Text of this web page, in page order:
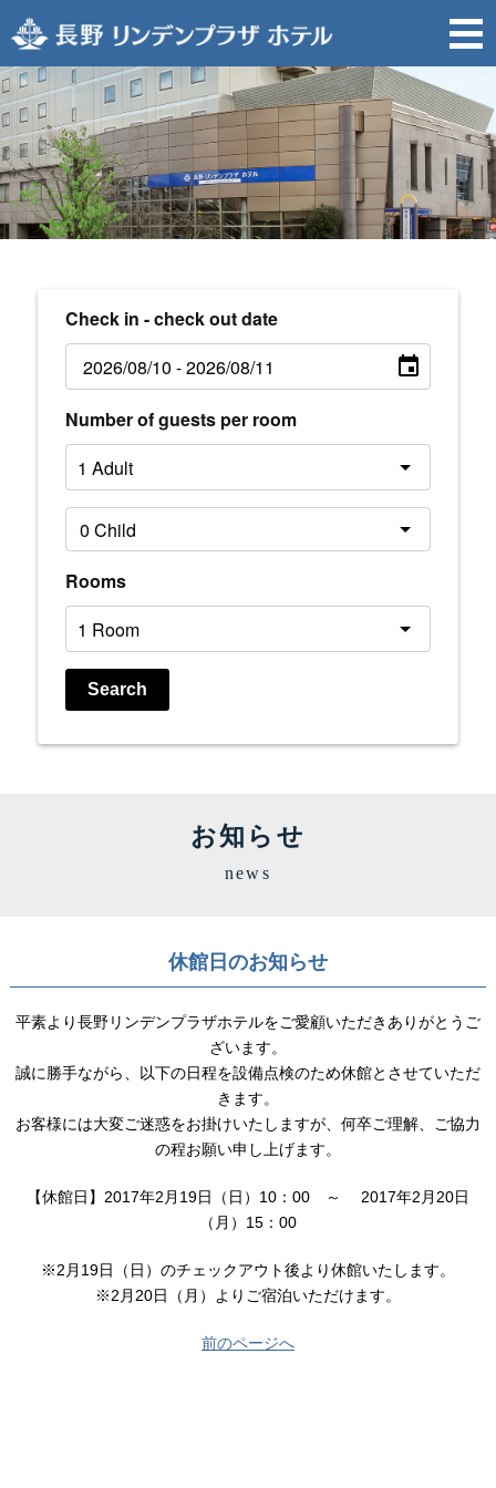
Check in - check out date
Number of guests per room
Rooms
Search
お知らせ
news
休館日のお知らせ
平素より長野リンデンプラザホテルをご愛顧いただきありがとうご
ざいます。
誠に勝手ながら、以下の日程を設備点検のため休館とさせていただ
きます。
お客様には大変ご迷惑をお掛けいたしますが、何卒ご理解、ご協力
の程お願い申し上げます。
【休館日】2017年2月19日（日）10：00 ～ 2017年2月20日
（月）15：00
※2月19日（日）のチェックアウト後より休館いたします。
※2月20日（月）よりご宿泊いただけます。
前のページへ